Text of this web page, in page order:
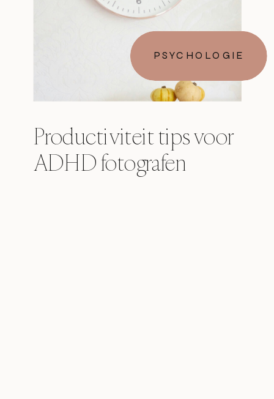
Productiviteit tips voor
ADHD fotografen
PSYCHOLOGIE